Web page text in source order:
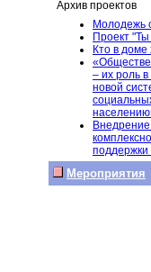
Архив проектов
Молодежь
Проект
Кто в доме
– их роль в
новой
Внедрение
Мероприятия